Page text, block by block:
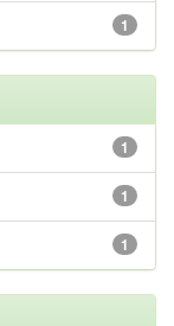
1
1
1
1